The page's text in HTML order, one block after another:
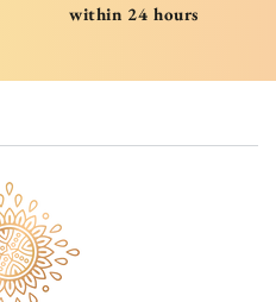
within 24 hours